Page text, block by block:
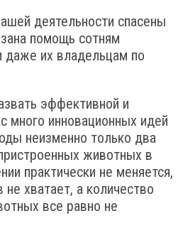
деятельности спасены
помощь сотням
их владельцам по
эффективной и
много инновационных идей
неизменно только два
животных в
практически не меняется,
не хватает, а количество
все равно не